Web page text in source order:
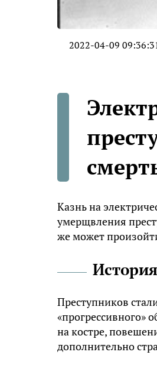
2022-04-09
Казнь на
умерщвления
же может
Преступников
«прогрессивного»
на костре,
дополнительно